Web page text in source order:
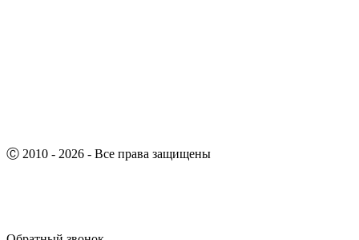
Ⓒ 2010 - 2026 - Все права защищены